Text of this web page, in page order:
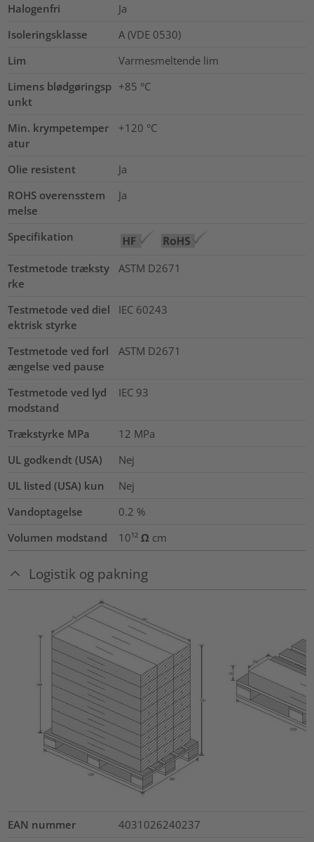
Halogenfri
Ja
Isoleringsklasse
A (VDE 0530)
Lim
Varmesmeltende lim
Limens blødgøringsp
unkt
+85 °C
Min. krympetemper
atur
+120 °C
Olie resistent
Ja
ROHS overensstem
melse
Ja
Specifikation
Testmetode træksty
rke
ASTM D2671
Testmetode ved diel
ektrisk styrke
IEC 60243
Testmetode ved forl
ængelse ved pause
ASTM D2671
Testmetode ved lyd
modstand
IEC 93
Trækstyrke MPa 12 MPa
UL godkendt (USA)
Nej
UL listed (USA) kun
Nej
Vandoptagelse
0.2 %
Volumen modstand
10¹² Ω cm
Logistik og pakning
EAN nummer 4031026240237